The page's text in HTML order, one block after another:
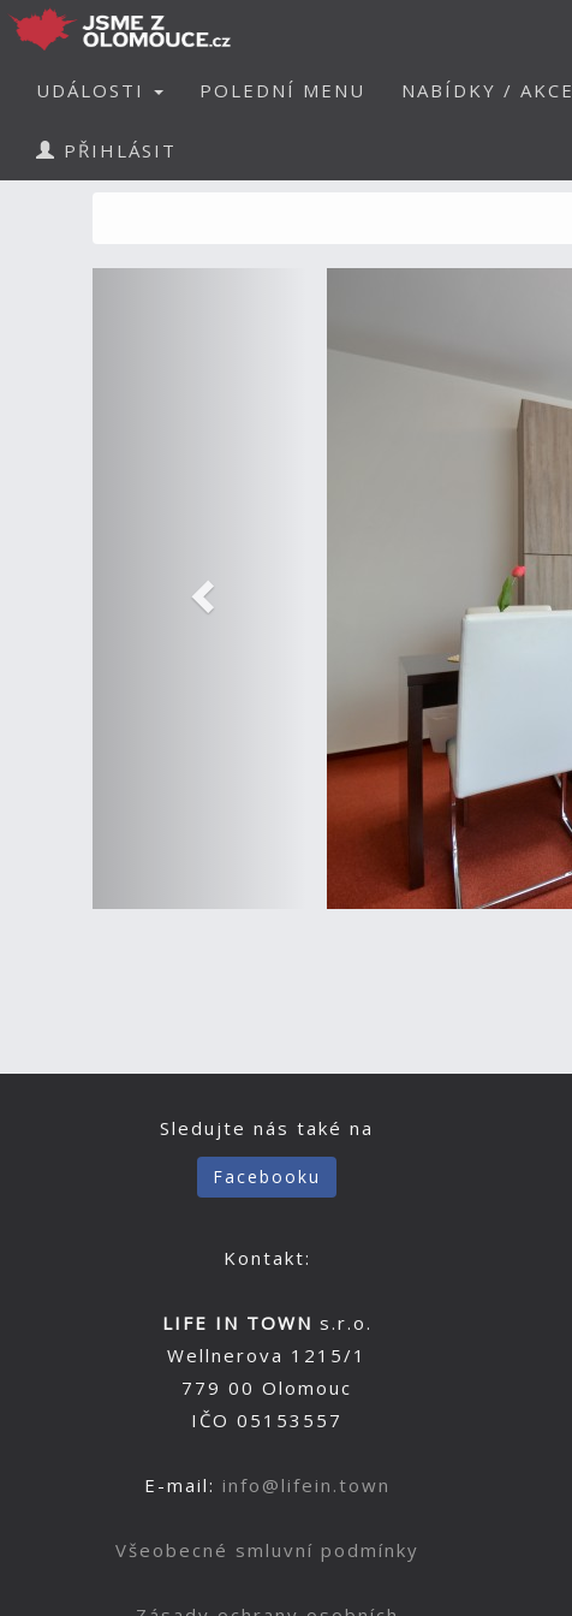
UDÁLOSTI POLEDNÍ MENU NABÍDKY / AKCE
PŘIHLÁSIT
Sledujte nás také na
Facebooku
Kontakt:
LIFE IN TOWN s.r.o.
Wellnerova 1215/1
779 00 Olomouc
IČO 05153557
E-mail: info@lifein.town
Všeobecné smluvní podmínky